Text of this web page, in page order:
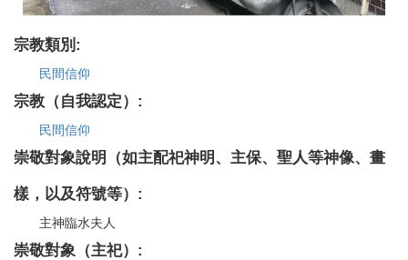
宗教類別:
民間信仰
宗教（自我認定）:
民間信仰
崇敬對象說明（如主配祀神明、主保、聖人等神像、畫
樣，以及符號等）:
主神臨水夫人
崇敬對象（主祀）: